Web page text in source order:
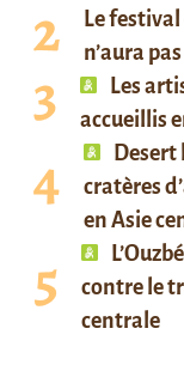
Le
n’aura
Les
accueillis
Desert
cratères
en Asie
contre le
centrale